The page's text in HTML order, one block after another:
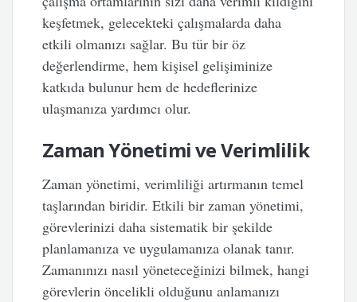
keşfetmek, gelecekteki çalışmalarda daha
etkili olmanızı sağlar. Bu tür bir öz
değerlendirme, hem kişisel gelişiminize
katkıda bulunur hem de hedeflerinize
ulaşmanıza yardımcı olur.
Zaman Yönetimi ve Verimlilik
Zaman yönetimi, verimliliği artırmanın temel
taşlarından biridir. Etkili bir zaman yönetimi,
görevlerinizi daha sistematik bir şekilde
planlamanıza ve uygulamanıza olanak tanır.
Zamanınızı nasıl yöneteceğinizi bilmek, hangi
görevlerin öncelikli olduğunu anlamanızı